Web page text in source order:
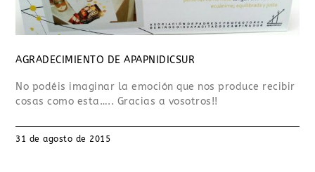
AGRADECIMIENTO DE APAPNIDICSUR
No podéis imaginar la emoción que nos produce recibir
cosas como esta….. Gracias a vosotros!!
31 de agosto de 2015